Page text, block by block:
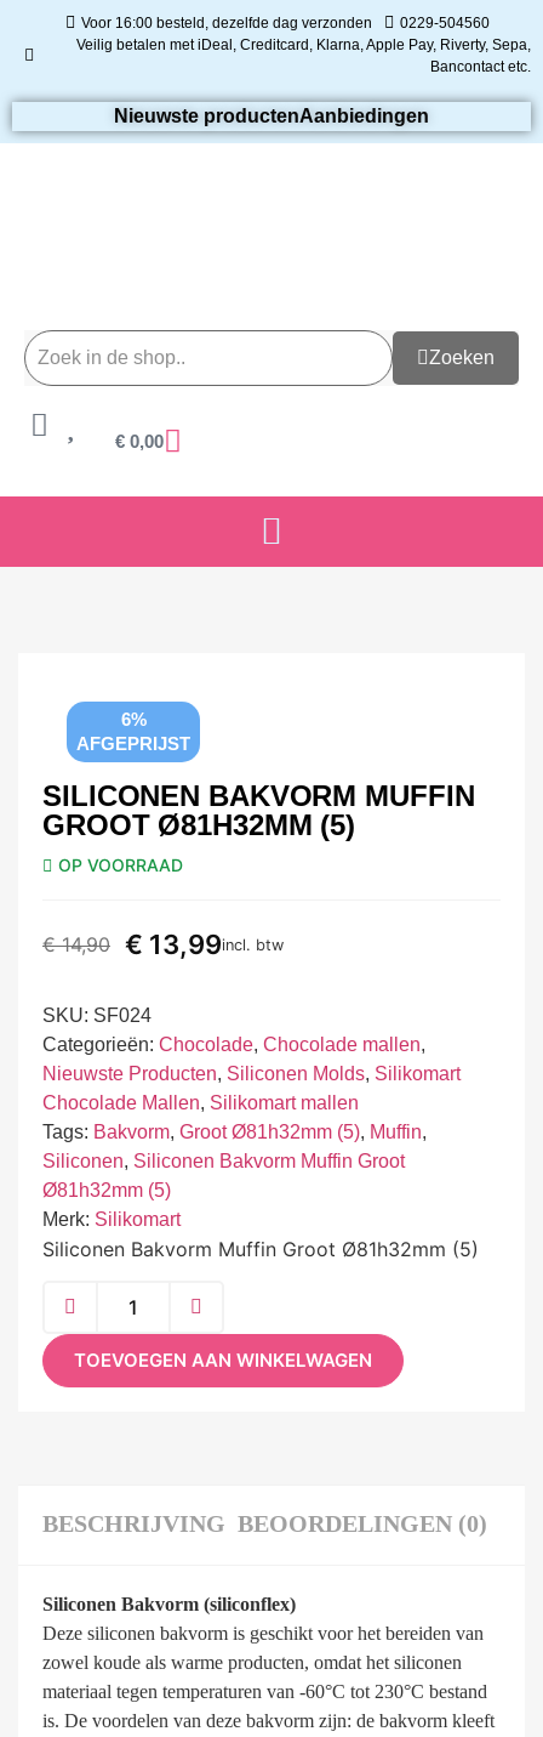
Voor 16:00 besteld, dezelfde dag verzonden
0229-504560
Veilig betalen met iDeal, Creditcard, Klarna, Apple Pay, Riverty, Sepa,
Bancontact etc.
Nieuwste productenAanbiedingen
Zoeken
€ 0,00
6%
AFGEPRIJST
SILICONEN BAKVORM MUFFIN
GROOT Ø81H32MM (5)
OP VOORRAAD
€14,90 € 13,99incl. btw
SKU: SF024
Categorieën: Chocolade, Chocolade mallen,
Nieuwste Producten, Siliconen Molds, Silikomart
Chocolade Mallen, Silikomart mallen
Tags: Bakvorm, Groot Ø81h32mm (5), Muffin,
Siliconen, Siliconen Bakvorm Muffin Groot
Ø81h32mm (5)
Merk: Silikomart
Siliconen Bakvorm Muffin Groot Ø81h32mm (5)
TOEVOEGEN AAN WINKELWAGEN
BESCHRIJVING BEOORDELINGEN (0)
Siliconen Bakvorm (siliconflex)
Deze siliconen bakvorm is geschikt voor het bereiden van
zowel koude als warme producten, omdat het siliconen
materiaal tegen temperaturen van -60°C tot 230°C bestand
is. De voordelen van deze bakvorm zijn: de bakvorm kleeft